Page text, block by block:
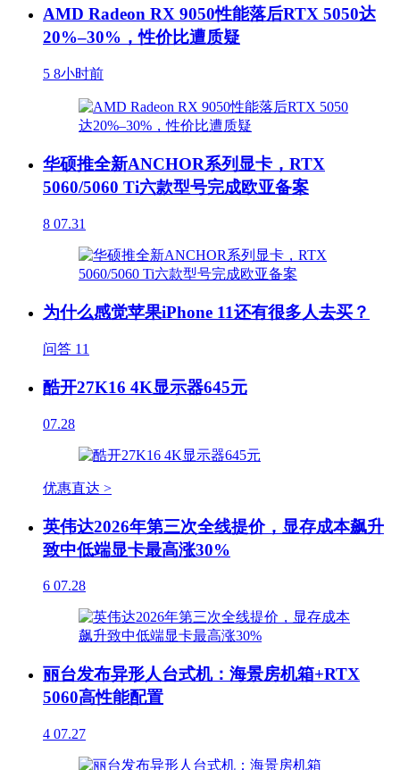
AMD Radeon RX 9050性能落后RTX 5050达
20%–30%，性价比遭质疑
5 8小时前
华硕推全新ANCHOR系列显卡，RTX
5060/5060 Ti六款型号完成欧亚备案
8 07.31
为什么感觉苹果iPhone 11还有很多人去买？
问答 11
酷开27K16 4K显示器645元
07.28
优惠直达 >
英伟达2026年第三次全线提价，显存成本飙升
致中低端显卡最高涨30%
6 07.28
丽台发布异形人台式机：海景房机箱+RTX
5060高性能配置
4 07.27